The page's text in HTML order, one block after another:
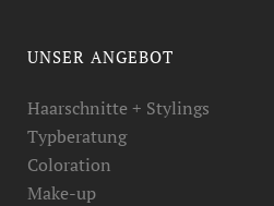
UNSER ANGEBOT
Haarschnitte + Stylings
Typberatung
Coloration
Make-up